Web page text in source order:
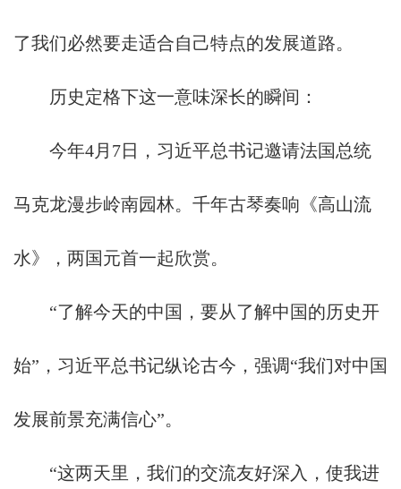
了我们必然要走适合自己特点的发展道路。
历史定格下这一意味深长的瞬间：
今年4月7日，习近平总书记邀请法国总统
马克龙漫步岭南园林。千年古琴奏响《高山流
水》，两国元首一起欣赏。
“了解今天的中国，要从了解中国的历史开
始”，习近平总书记纵论古今，强调“我们对中国
发展前景充满信心”。
“这两天里，我们的交流友好深入，使我进